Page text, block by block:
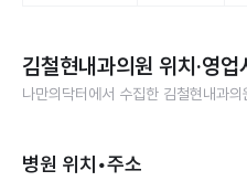
김철현내과의원 위치·영업
나만의닥터에서 수집한 김철현내과의
병원 위치•주소